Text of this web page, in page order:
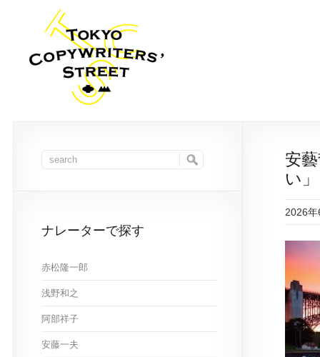
安
い」
2026
ナレーターで探す
赤松隆一郎
浅野和之
阿部祥子
安藤一夫